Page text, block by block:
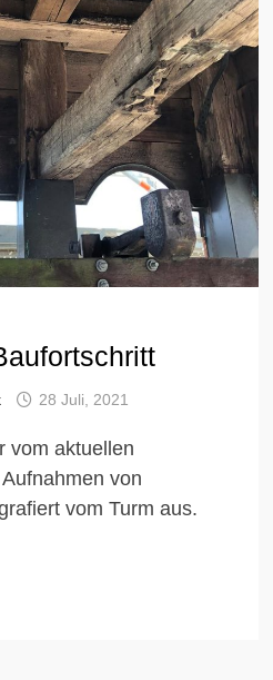
28 Juli, 2021
vom aktuellen
von
vom Turm aus.